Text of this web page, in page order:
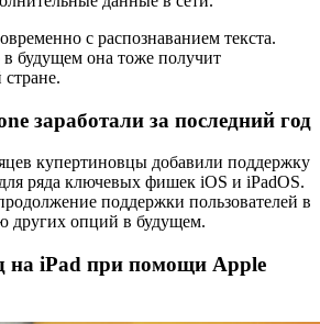
с распознаванием текста.
в будущем она тоже получит
заработали за последний год
купертиновцы добавили поддержку
для ряда ключевых фишек iOS и iPadOS.
поддержки пользователей в
других опций в будущем.
на iPad при помощи Apple